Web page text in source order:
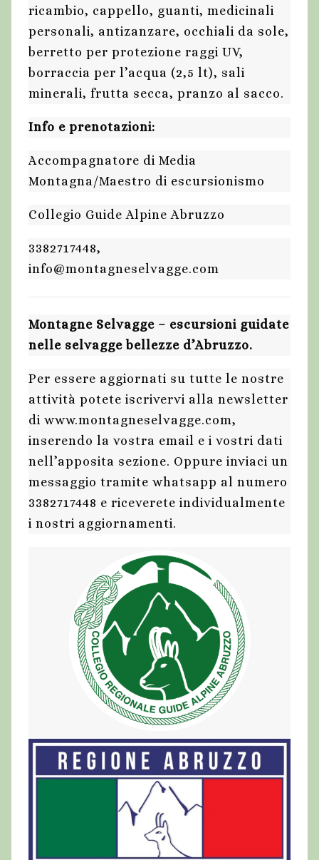
ricambio, cappello, guanti, medicinali
personali, antizanzare, occhiali da sole,
berretto per protezione raggi UV,
borraccia per l’acqua (2,5 lt), sali
minerali, frutta secca, pranzo al sacco.
Info e prenotazioni:
Accompagnatore di Media
Montagna/Maestro di escursionismo
Collegio Guide Alpine Abruzzo
3382717448,
info@montagneselvagge.com
Montagne Selvagge – escursioni guidate
nelle selvagge bellezze d’Abruzzo.
Per essere aggiornati su tutte le nostre
attività potete iscrivervi alla newsletter
di www.montagneselvagge.com,
inserendo la vostra email e i vostri dati
nell’apposita sezione. Oppure inviaci un
messaggio tramite whatsapp al numero
3382717448 e riceverete individualmente
i nostri aggiornamenti.